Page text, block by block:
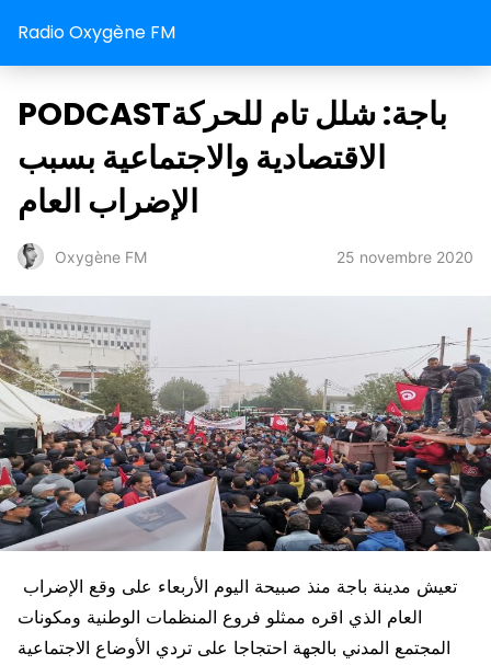
Radio Oxygène FM
PODCASTباجة: شلل تام للحركة
الاقتصادية والاجتماعية بسبب
الإضراب العام
Oxygène FM 25 novembre 2020
العام الذي اقره ممثلو فروع المنظمات الوطنية ومكونات
المجتمع المدني بالجهة احتجاجا على تردي الأوضاع الاجتماعية